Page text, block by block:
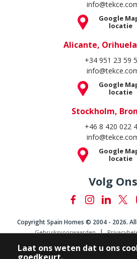
Google
locatie
Alicante,
+34 951 23 59
Google
locatie
Stockholm,
+46 8 420 022
Google
locatie
Volg Ons
Copyright Spain Homes © 2004 - 2026.
Gebruiksvoorwaarden
Laat ons weten dat u ons